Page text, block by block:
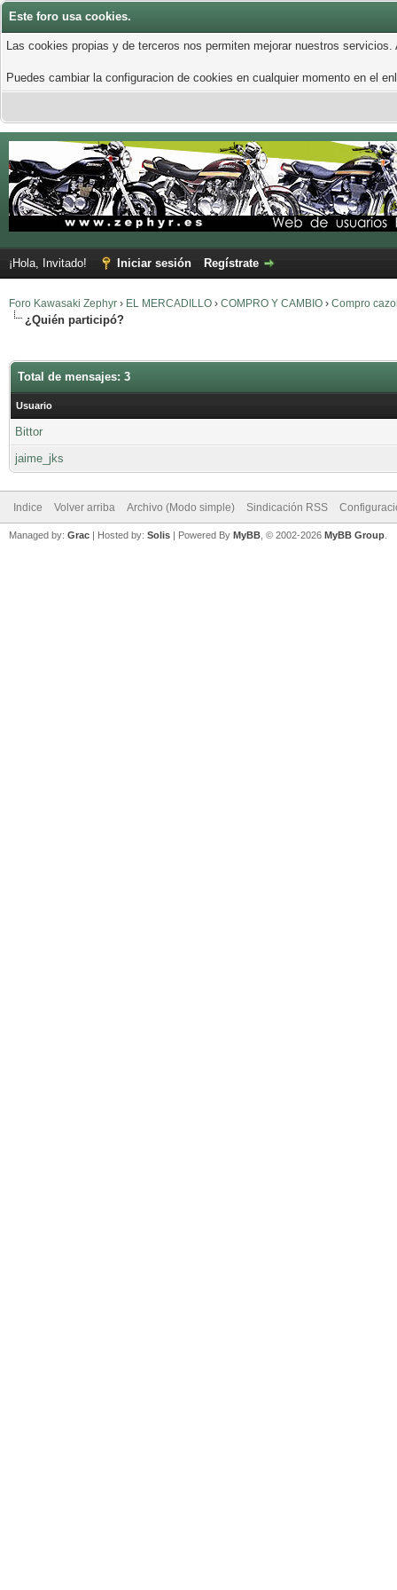
Este foro usa cookies.
Las cookies propias y de terceros nos permiten mejorar nuestros
Puedes cambiar la configuracion de cookies en cualquier momento en el
¡Hola, Invitado! Iniciar sesión Regístrate
Foro Kawasaki Zephyr › EL MERCADILLO › COMPRO Y CAMBIO › Compro
¿Quién participó?
Total de mensajes: 3
Usuario
Bittor
jaime_jks
Indice Volver arriba Archivo (Modo simple) Sindicación RSS
Managed by: Grac | Hosted by: Solis | Powered By MyBB , © 2002-2026 MyBB Group